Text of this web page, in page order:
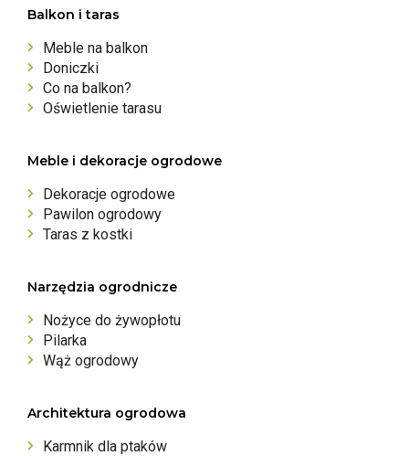
Balkon i taras
Meble na balkon
Doniczki
Co na balkon?
Oświetlenie tarasu
Meble i dekoracje ogrodowe
Dekoracje ogrodowe
Pawilon ogrodowy
Taras z kostki
Narzędzia ogrodnicze
Nożyce do żywopłotu
Pilarka
Wąż ogrodowy
Architektura ogrodowa
Karmnik dla ptaków